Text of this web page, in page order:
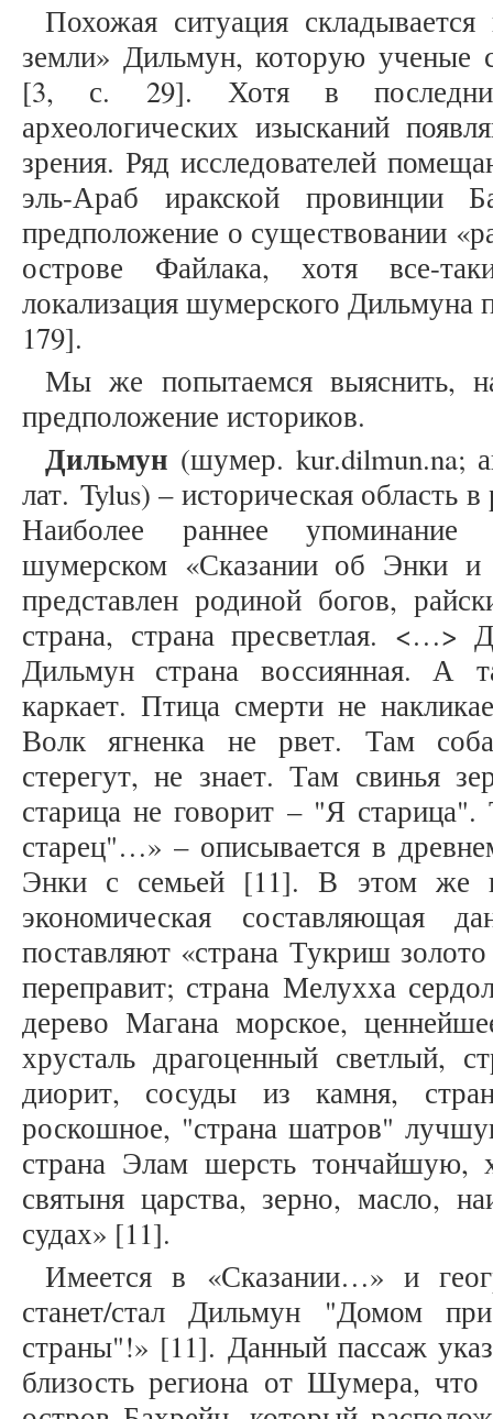
Похожая ситуация
земли» Дильмун, которую ученые
[3, с. 29]. Хотя в
археологических изысканий
зрения. Ряд исследователей
эль-Араб иракской провинции
предположение о существовании
острове Файлака, хотя все-
локализация шумерского Дильмуна
179].
Мы же попытаемся выяснить,
предположение историков.
Дильмун (шумер. kur.dilmun.na;
лат. Tylus) – историческая область
Наиболее раннее упоминание
шумерском «Сказании об Энки
представлен родиной богов,
страна, страна пресветлая. <…>
Дильмун страна воссиянная. А
каркает. Птица смерти не
Волк ягненка не рвет. Там
стерегут, не знает. Там свинья
старица не говорит – "Я
старец"…» – описывается в
Энки с семьей [11]. В этом же
экономическая составляющая
поставляют «страна Тукриш
переправит; страна Мелухха
дерево Магана морское,
хрусталь драгоценный светлый,
диорит, сосуды из камня,
роскошное, "страна шатров"
страна Элам шерсть тончайшую,
святыня царства, зерно, масло,
судах» [11].
Имеется в «Сказании…» и
станет/стал Дильмун "Домом
страны"!» [11]. Данный пассаж
близость региона от Шумера, что